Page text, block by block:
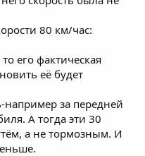
80 км/час:
его фактическая
её будет
например за передней
А тогда эти 30
а не тормозным. И